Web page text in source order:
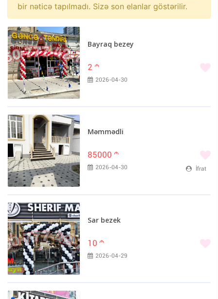
bir nəticə tapılmadı. Sizə son elanlar göstərilir.
Bayraq bezey
2 m
2026-04-30
Məmmədli
85000 m
2026-04-30 İfrat
Sar bezek
10 m
2026-04-29